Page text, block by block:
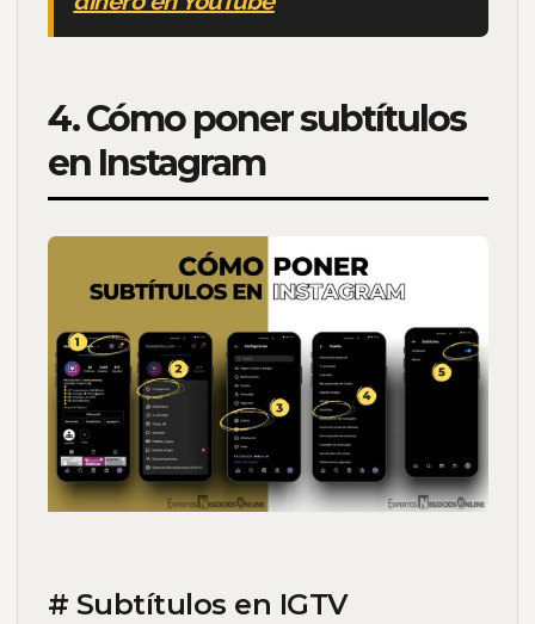
4. Cómo poner subtítulos
en Instagram
# Subtítulos en IGTV